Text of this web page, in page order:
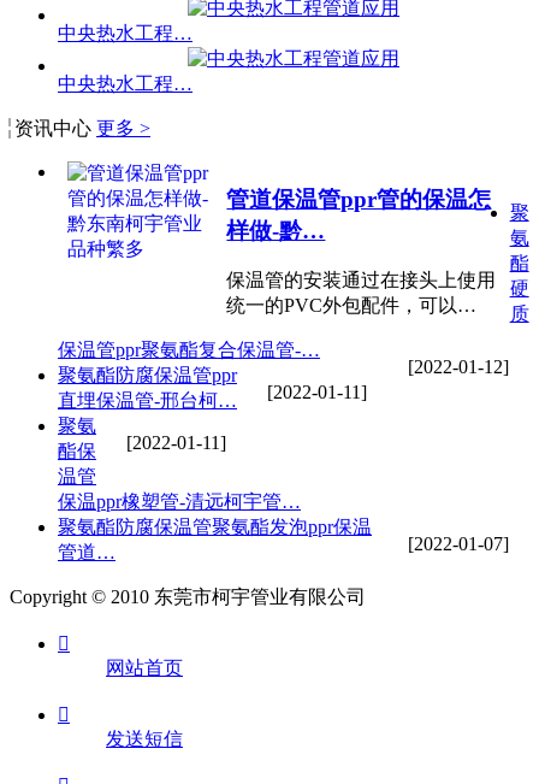
中央热水工程…
中央热水工程…
资讯中心 更多 >
管道保温管ppr管的保温怎
样做-黔…
保温管的安装通过在接头上使用
统一的PVC外包配件，可以…
[2022-01-12]
聚
氨
酯
硬
质
保温管ppr聚氨酯复合保温管-…
[2022-01-11]
聚氨酯防腐保温管ppr
直埋保温管-邢台柯…
[2022-01-11]
聚氨
酯保
温管
保温ppr橡塑管-清远柯宇管…
[2022-01-07]
聚氨酯防腐保温管聚氨酯发泡ppr保温
管道…
Copyright © 2010 东莞市柯宇管业有限公司

网站首页

发送短信